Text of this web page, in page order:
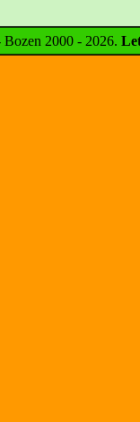
Bozen 2000 - 2026.